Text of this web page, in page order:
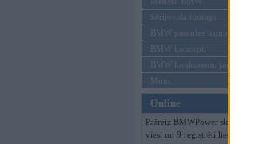
Sērijveida tūnings
BMW pasaules jaunumi
BMW koncepti
BMW konkurentu jaunumi
Moto
Online
Pašreiz BMWPower skatās 146
viesi un 9 reģistrēti lietotāji.